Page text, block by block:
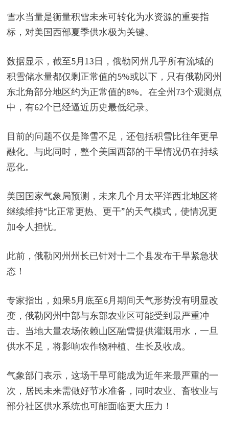
雪水当量是衡量积雪未来可转化为水资源的重要指
标，对美国西部夏季供水极为关键。
数据显示，截至5月13日，俄勒冈州几乎所有流域的
积雪储水量都仅剩正常值的5%或以下，只有俄勒冈州
东北角部分地区约为正常值的8%。在全州73个观测点
中，有62个已经逼近历史最低纪录。
目前的问题不仅是降雪不足，还包括积雪比往年更早
融化。与此同时，整个美国西部的干旱情况仍在持续
恶化。
美国国家气象局预测，未来几个月太平洋西北地区将
继续维持“比正常更热、更干”的天气模式，使情况更
加令人担忧。
此前，俄勒冈州州长已针对十二个县发布干旱紧急状
态！
专家指出，如果5月底至6月期间天气形势没有明显改
变，俄勒冈州中部与东部农业区可能受到最严重冲
击。当地大量农场依赖山区融雪提供灌溉用水，一旦
供水不足，将影响农作物种植、生长及收成。
气象部门表示，这场干旱可能成为近年来最严重的一
次，居民未来需做好节水准备，同时农业、畜牧业与
部分社区供水系统也可能面临更大压力！